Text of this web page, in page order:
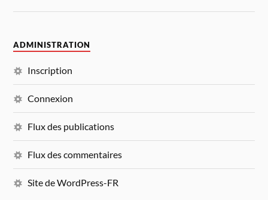
ADMINISTRATION
Inscription
Connexion
Flux des publications
Flux des commentaires
Site de WordPress-FR